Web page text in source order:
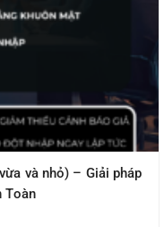
và nhỏ) – Giải pháp
Toàn